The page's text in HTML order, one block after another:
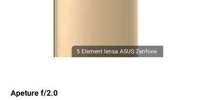
5 Element lensa ASUS Zenfone
Apeture f/2.0